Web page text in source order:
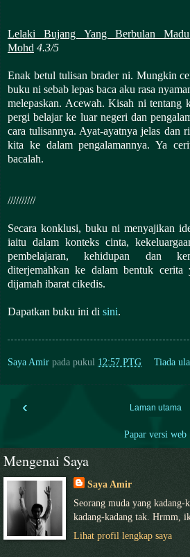
Lelaki Bujang Yang Berbulan
Mohd 4.3/5
Enak betul tulisan brader ni. Mungkin
buku ni sebab lepas baca aku rasa
melepaskan. Acewah. Kisah ni tentang
pergi belajar ke luar negeri dan
cara tulisannya. Ayat-ayatnya jelas dan
kita ke dalam pengalamannya. Ya
bacalah.
//////////
Secara konklusi, buku ni menyajikan
iaitu dalam konteks cinta,
pembelajaran, kehidupan dan
diterjemahkan ke dalam bentuk cerita
dijamah ibarat cikedis.
Dapatkan buku ini di sini.
Saya Amir pada pukul 12:57 PTG Tiada
‹ Laman utama
Papar versi web
Mengenai Saya
Saya Amir
Seorang muda yang
kadang-kadang tak. Hrmm,
Lihat profil lengkap saya